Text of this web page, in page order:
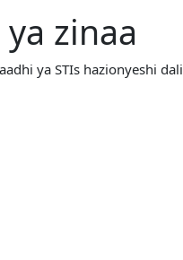
zinaa
ya STIs hazionyeshi